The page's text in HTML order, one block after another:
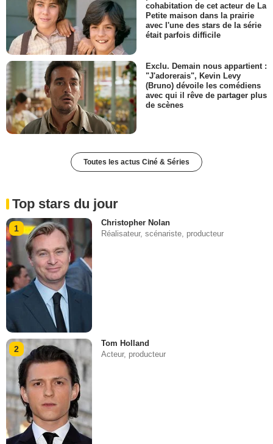
cohabitation de cet acteur de La
Petite maison dans la prairie
avec l'une des stars de la série
était parfois difficile
Exclu. Demain nous appartient :
"J'adorerais", Kevin Levy
(Bruno) dévoile les comédiens
avec qui il rêve de partager plus
de scènes
Toutes les actus Ciné & Séries
Top stars du jour
1
Christopher Nolan
Réalisateur, scénariste, producteur
2
Tom Holland
Acteur, producteur